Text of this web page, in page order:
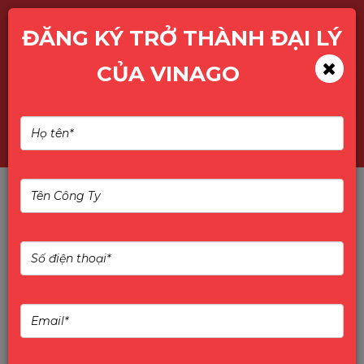
ĐĂNG KÝ TRỞ THÀNH ĐẠI LÝ
CỦA VINAGO